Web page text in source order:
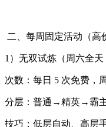
二、每周固定活动（高
1）无双试炼（周六全天
次数：每日 5 次免费，
分层：普通→精英→霸
技巧：低层自动、高层